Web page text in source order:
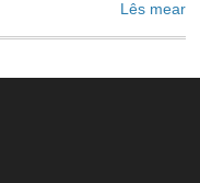
Lês mear